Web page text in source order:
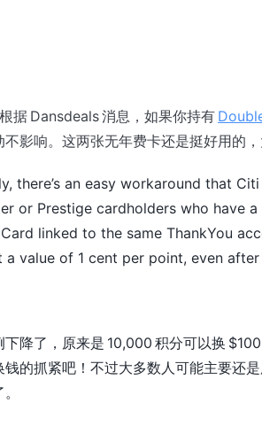
据 Dansdeals 消息，如果你持有
影响。这两张无年费卡还是挺好用的，
there’s an easy workaround that
or Prestige cardholders who have
linked to the same ThankYou
a value of 1 cent per point, even
降了，原来是 10,000 积分可以换
的抓紧吧！不过大多数人可能主要还